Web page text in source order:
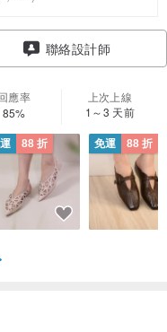
聯絡設計師
應率
85%
上次上線
1～3 天前
88 折 免運 88 折